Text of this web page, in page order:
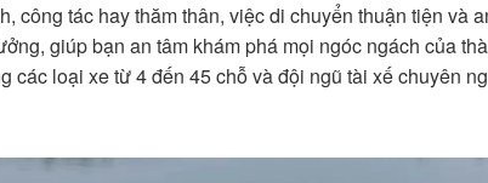
tác hay thăm thân, việc di chuyển thuận tiện và
giúp bạn an tâm khám phá mọi ngóc ngách của
loại xe từ 4 đến 45 chỗ và đội ngũ tài xế chuyên